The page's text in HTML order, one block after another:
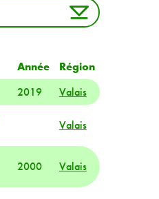
Année
Région
2019 Valais
Valais
2000 Valais